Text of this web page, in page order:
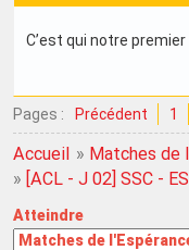
C’est qui notre
Pages : Précédent 1
Accueil » Matches de
» [ACL - J 02] SSC -
Atteindre